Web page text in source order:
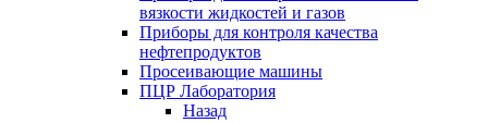
вязкости жидкостей и газов
Приборы для контроля качества
нефтепродуктов
Просеивающие машины
ПЦР Лаборатория
Назад